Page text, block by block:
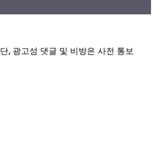
, 광고성 댓글 및 비방은 사전 통보